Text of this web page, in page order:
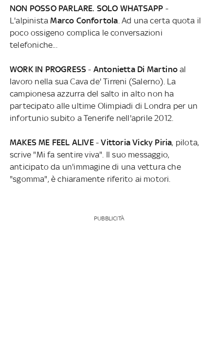
NON POSSO PARLARE. SOLO WHATSAPP -
L'alpinistaMarco Confortola . Ad una certa quota il
poco ossigeno complica le conversazioni
telefoniche...
WORK IN PROGRESS - Antonietta Di Martino al
lavoro nella sua Cava de' Tirreni (Salerno). La
campionesa azzurra del salto in alto non ha
partecipato alle ultime Olimpiadi di Londra per un
infortunio subito a Tenerife nell'aprile 2012.
MAKES ME FEEL ALIVE-Vittoria Vicky Piria, pilota,
scrive "Mi fa sentire viva". Il suo messaggio,
anticipato da un'immagine di una vettura che
"sgomma", è chiaramente riferito ai motori.
PUBBLICITÀ